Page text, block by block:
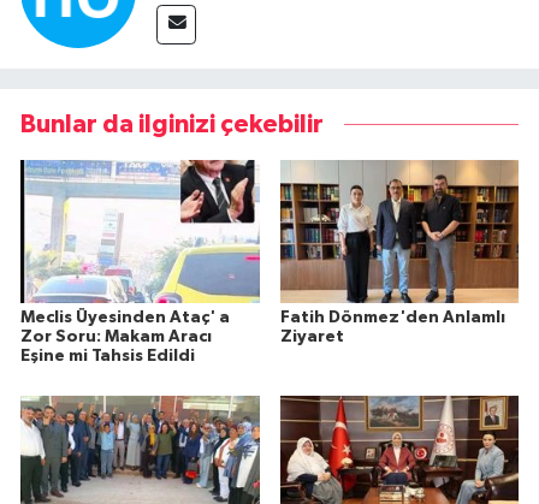
Bunlar da ilginizi çekebilir
Meclis Üyesinden Ataç' a
Zor Soru: Makam Aracı
Eşine mi Tahsis Edildi
Fatih Dönmez'den Anlamlı
Ziyaret